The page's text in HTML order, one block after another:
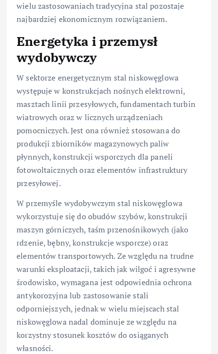
wielu zastosowaniach tradycyjna stal pozostaje
najbardziej ekonomicznym rozwiązaniem.
Energetyka i przemysł
wydobywczy
W sektorze energetycznym stal niskowęglowa
występuje w konstrukcjach nośnych elektrowni,
masztach linii przesyłowych, fundamentach turbin
wiatrowych oraz w licznych urządzeniach
pomocniczych. Jest ona również stosowana do
produkcji zbiorników magazynowych paliw
płynnych, konstrukcji wsporczych dla paneli
fotowoltaicznych oraz elementów infrastruktury
przesyłowej.
W przemyśle wydobywczym stal niskowęglowa
wykorzystuje się do obudów szybów, konstrukcji
maszyn górniczych, taśm przenośnikowych (jako
rdzenie, bębny, konstrukcje wsporcze) oraz
elementów transportowych. Ze względu na trudne
warunki eksploatacji, takich jak wilgoć i agresywne
środowisko, wymagana jest odpowiednia ochrona
antykorozyjna lub zastosowanie stali
odporniejszych, jednak w wielu miejscach stal
niskowęglowa nadal dominuje ze względu na
korzystny stosunek kosztów do osiąganych
własności.